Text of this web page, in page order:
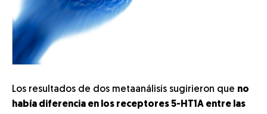
Los resultados de dos metaanálisis sugirieron que no
había diferencia en los receptores 5-HT1A entre las